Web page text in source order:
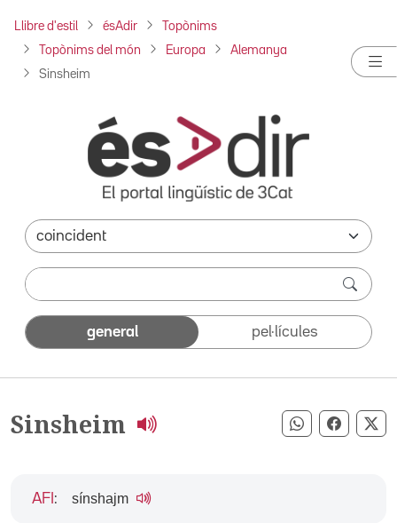
Llibre d'estil ésAdir Topònims
Topònims del món Europa Alemanya
Sinsheim
general pel·lícules
Sinsheim Compartir
AFI : sínshajm